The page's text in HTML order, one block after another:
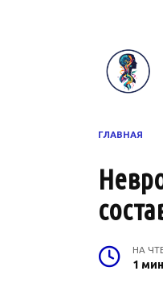
ГЛАВНАЯ
НА
1 мин